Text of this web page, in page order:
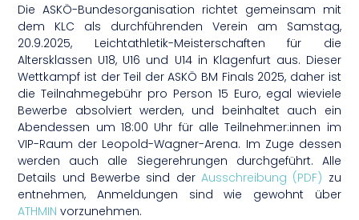
Die ASKÖ-Bundesorganisation richtet gemeinsam mit
dem KLC als durchführenden Verein am Samstag,
20.9.2025, Leichtathletik-Meisterschaften für die
Altersklassen U18, U16 und U14 in Klagenfurt aus. Dieser
Wettkampf ist der Teil der ASKÖ BM Finals 2025, daher ist
die Teilnahmegebühr pro Person 15 Euro, egal wieviele
Bewerbe absolviert werden, und beinhaltet auch ein
Abendessen um 18:00 Uhr für alle Teilnehmer:innen im
VIP-Raum der Leopold-Wagner-Arena. Im Zuge dessen
werden auch alle Siegerehrungen durchgeführt. Alle
Details und Bewerbe sind der Ausschreibung (PDF) zu
entnehmen, Anmeldungen sind wie gewohnt über
ATHMIN vorzunehmen.